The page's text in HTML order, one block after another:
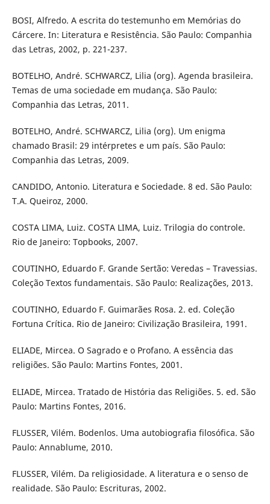
BOSI, Alfredo. A escrita do testemunho em Memórias do
Cárcere. In: Literatura e Resistência. São Paulo: Companhia
das Letras, 2002, p. 221-237.
BOTELHO, André. SCHWARCZ, Lilia (org). Agenda brasileira.
Temas de uma sociedade em mudança. São Paulo:
Companhia das Letras, 2011.
BOTELHO, André. SCHWARCZ, Lilia (org). Um enigma
chamado Brasil: 29 intérpretes e um país. São Paulo:
Companhia das Letras, 2009.
CANDIDO, Antonio. Literatura e Sociedade. 8 ed. São Paulo:
T.A. Queiroz, 2000.
COSTA LIMA, Luiz. COSTA LIMA, Luiz. Trilogia do controle.
Rio de Janeiro: Topbooks, 2007.
COUTINHO, Eduardo F. Grande Sertão: Veredas – Travessias.
Coleção Textos fundamentais. São Paulo: Realizações, 2013.
COUTINHO, Eduardo F. Guimarães Rosa. 2. ed. Coleção
Fortuna Crítica. Rio de Janeiro: Civilização Brasileira, 1991.
ELIADE, Mircea. O Sagrado e o Profano. A essência das
religiões. São Paulo: Martins Fontes, 2001.
ELIADE, Mircea. Tratado de História das Religiões. 5. ed. São
Paulo: Martins Fontes, 2016.
FLUSSER, Vilém. Bodenlos. Uma autobiografia filosófica. São
Paulo: Annablume, 2010.
FLUSSER, Vilém. Da religiosidade. A literatura e o senso de
realidade. São Paulo: Escrituras, 2002.